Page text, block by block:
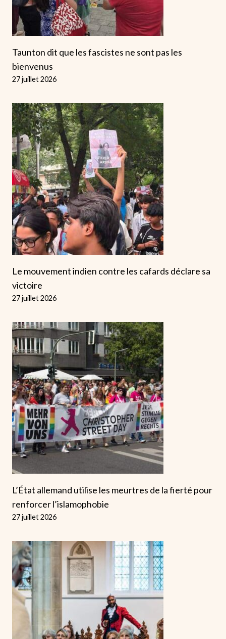
Taunton dit que les fascistes ne sont pas les
bienvenus
27 juillet 2026
Le mouvement indien contre les cafards déclare sa
victoire
27 juillet 2026
L’État allemand utilise les meurtres de la fierté pour
renforcer l’islamophobie
27 juillet 2026